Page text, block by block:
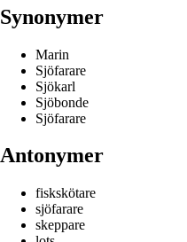
Synonymer
Marin
Sjöfarare
Sjökarl
Sjöbonde
Sjöfarare
Antonymer
fiskskötare
sjöfarare
skeppare